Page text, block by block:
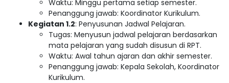
Waktu: Minggu pertama setiap semester.
Penanggung jawab: Koordinator Kurikulum.
Kegiatan 1.2: Penyusunan Jadwal Pelajaran.
Tugas: Menyusun jadwal pelajaran berdasarkan
mata pelajaran yang sudah disusun di RPT.
Waktu: Awal tahun ajaran dan akhir semester.
Penanggung jawab: Kepala Sekolah, Koordinator
Kurikulum.